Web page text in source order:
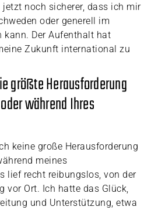
noch sicherer, dass ich mir
oder generell im
kann. Der Aufenthalt hat
Zukunft international zu
größte Herausforderung
während Ihres
keine große Herausforderung
meines
lief recht reibungslos, von der
vor Ort. Ich hatte das Glück,
und Unterstützung, etwa